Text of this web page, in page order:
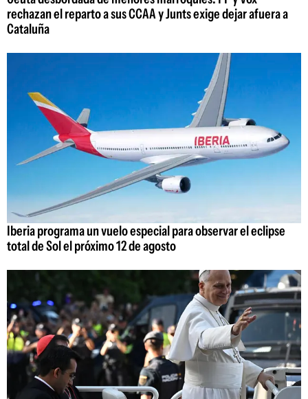
rechazan el reparto a sus CCAA y Junts exige dejar afuera a
Cataluña
Iberia programa un vuelo especial para observar el eclipse
total de Sol el próximo 12 de agosto